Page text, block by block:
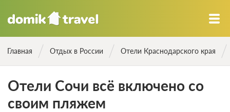
Главная Отдых в России Отели Краснодарского края
Отели Сочи всё включено со
своим пляжем